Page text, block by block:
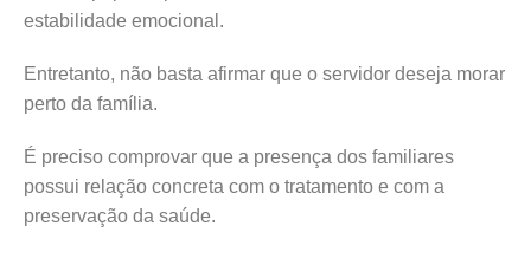
estabilidade emocional.
Entretanto, não basta afirmar que o servidor deseja morar
perto da família.
É preciso comprovar que a presença dos familiares
possui relação concreta com o tratamento e com a
preservação da saúde.